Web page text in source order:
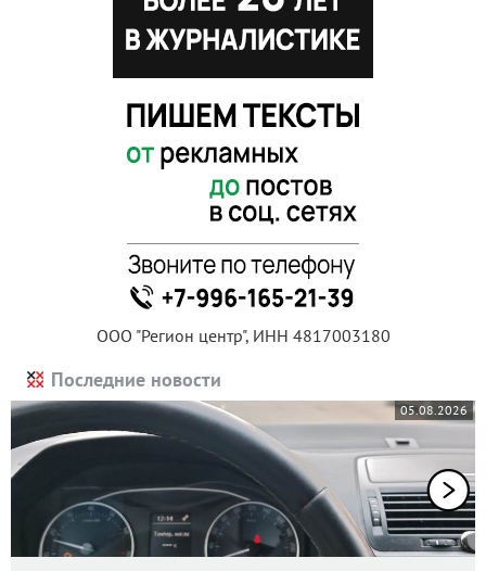
ООО "Регион центр", ИНН 4817003180
Последние новости
05.08.2026